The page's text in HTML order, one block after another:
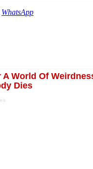
WhatsApp